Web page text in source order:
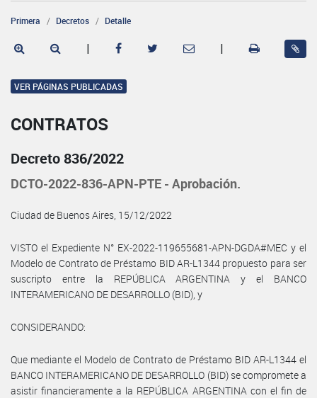
Primera Decretos Detalle
| |
VER PÁGINAS PUBLICADAS
CONTRATOS
Decreto 836/2022
DCTO-2022-836-APN-PTE - Aprobación.
Ciudad de Buenos Aires, 15/12/2022
VISTO el Expediente N° EX-2022-119655681-APN-DGDA#MEC y el
Modelo de Contrato de Préstamo BID AR-L1344 propuesto para ser
suscripto entre la REPÚBLICA ARGENTINA y el BANCO
INTERAMERICANO DE DESARROLLO (BID), y
CONSIDERANDO:
Que mediante el Modelo de Contrato de Préstamo BID AR-L1344 el
BANCO INTERAMERICANO DE DESARROLLO (BID) se compromete a
asistir financieramente a la REPÚBLICA ARGENTINA con el fin de